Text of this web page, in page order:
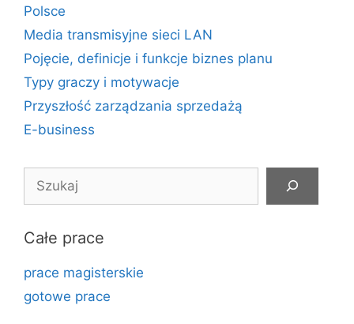
Polsce
Media transmisyjne sieci LAN
Pojęcie, definicje i funkcje biznes planu
Typy graczy i motywacje
Przyszłość zarządzania sprzedażą
E-business
Całe prace
prace magisterskie
gotowe prace